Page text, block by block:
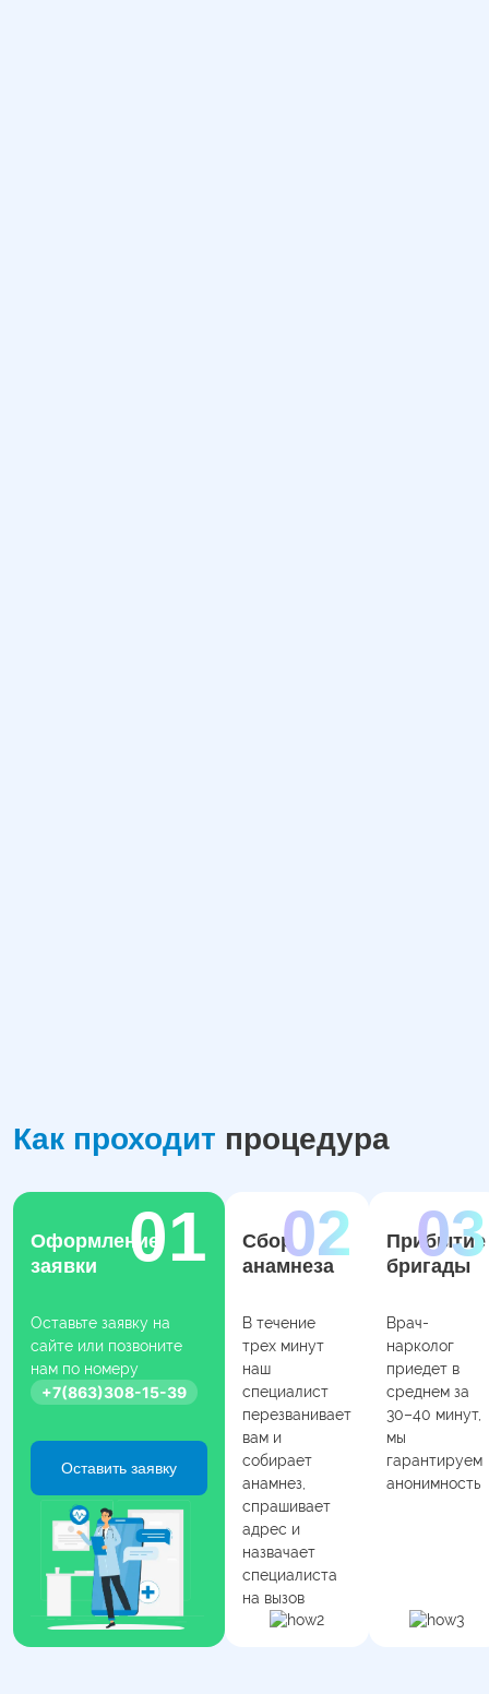
Как проходит процедура
Оформление
заявки
Оставьте заявку на
сайте или позвоните
нам по номеру
+7(863)308-15-39
Оставить заявку
Сбор
анамнеза
В течение
трех минут
наш
специалист
перезванивает
вам и
собирает
анамнез,
спрашивает
адрес и
назвачает
специалиста
на вызов
Прибытие
бригады
Врач-
нарколог
приедет в
среднем за
30–40 минут,
мы
гарантируем
анонимность